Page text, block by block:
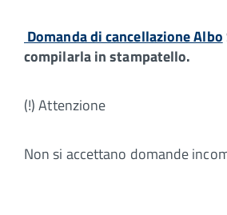
Domanda di cancellazione Albo
compilarla in stampatello.
(!) Attenzione
Non si accettano domande